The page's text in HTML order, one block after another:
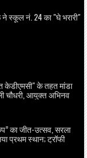
ने स्कूल नं. 24 का "घे भरारी"
केडीएमसी" के तहत मांडा
चौधरी, आयुक्त अभिनव
ने भी उत्साहपूर्वक लिया
का जीत-उत्सव, सरला
प्रथम स्थान; ट्रॉफी